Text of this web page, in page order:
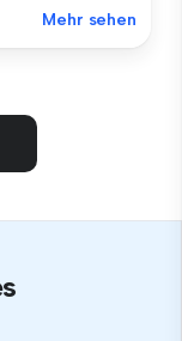
Mehr sehen